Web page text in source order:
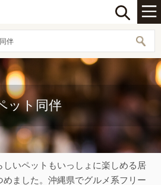
伴
ット同伴
いペットもいっしょに楽しめる居
ました。沖縄県でグルメ系フリー